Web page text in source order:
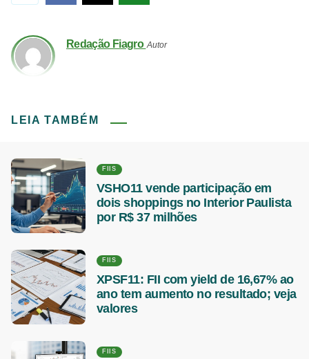
Redação Fiagro Autor
LEIA TAMBÉM
FIIS
VSHO11 vende participação em
dois shoppings no Interior Paulista
por R$ 37 milhões
FIIS
XPSF11: FII com yield de 16,67% ao
ano tem aumento no resultado; veja
valores
FIIS